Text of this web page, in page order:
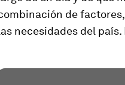
de
necesidades del país.